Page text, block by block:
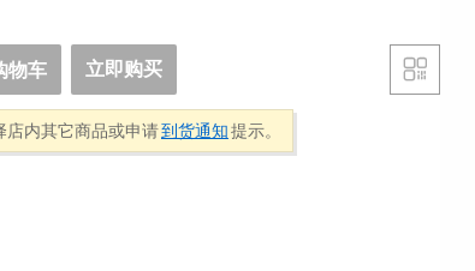
店内其它商品或申请到货通知提示。
物车 立即购买 